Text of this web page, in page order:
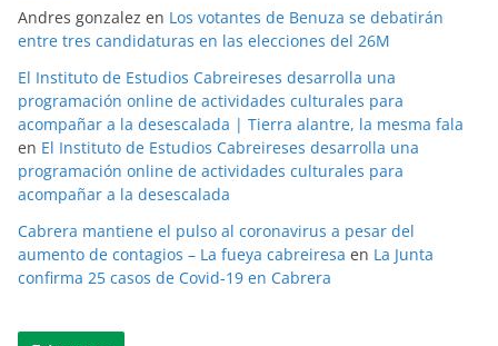
Andres gonzalez en Los votantes de Benuza se debatirán
entre tres candidaturas en las elecciones del 26M
El Instituto de Estudios Cabreireses desarrolla una
programación online de actividades culturales para
acompañar a la desescalada | Tierra alantre, la mesma fala
en El Instituto de Estudios Cabreireses desarrolla una
programación online de actividades culturales para
acompañar a la desescalada
Cabrera mantiene el pulso al coronavirus a pesar del
aumento de contagios – La fueya cabreiresa en La Junta
confirma 25 casos de Covid-19 en Cabrera